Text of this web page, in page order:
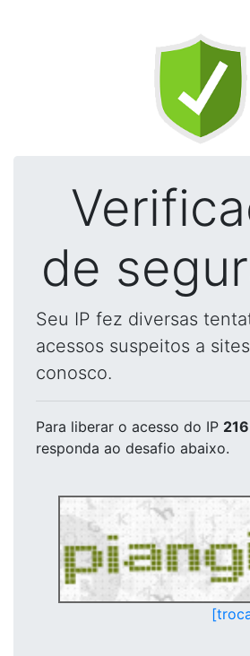
de
Seu IP fez diversas
acessos suspeitos a
conosco.
Para liberar o acesso do IP
responda ao desafio abaixo.